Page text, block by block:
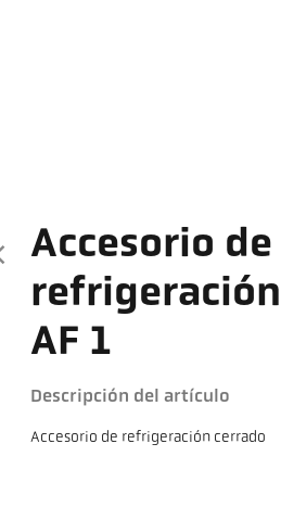
Accesorio de
AF 1
Descripción del artículo
Accesorio de refrigeración cerrado